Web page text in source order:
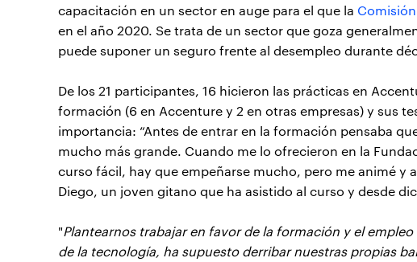
capacitación en un sector en auge para el que la
en el año 2020. Se trata de un sector que goza
puede suponer un seguro frente al desempleo durante
De los 21 participantes, 16 hicieron las prácticas en
formación (6 en Accenture y 2 en otras empresas) y sus
importancia: “Antes de entrar en la formación pensaba
mucho más grande. Cuando me lo ofrecieron en la
curso fácil, hay que empeñarse mucho, pero me animé y
Diego, un joven gitano que ha asistido al curso y desde
"Plantearnos trabajar en favor de la formación y el
de la tecnología, ha supuesto derribar nuestras propias